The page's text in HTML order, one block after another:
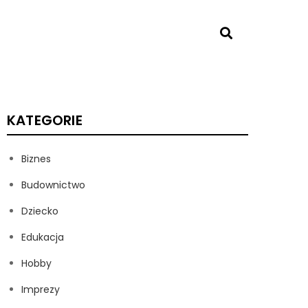
KATEGORIE
Biznes
Budownictwo
Dziecko
Edukacja
Hobby
Imprezy